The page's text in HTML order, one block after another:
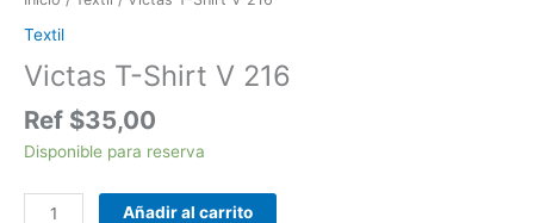
Textil
Victas T-Shirt V 216
Ref $35,00
Disponible para reserva
216
cantidad
Añadir al carrito